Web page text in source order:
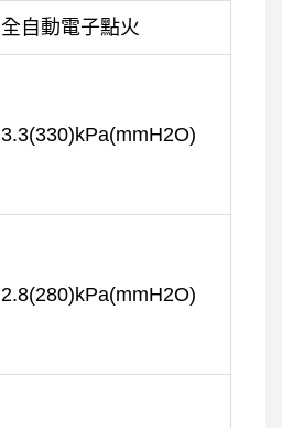
全自動電子點火
3.3(330)kPa(mmH2O)
2.8(280)kPa(mmH2O)